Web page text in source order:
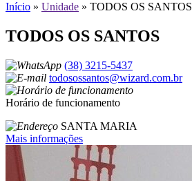
Início » Unidade » TODOS OS SANTOS
TODOS OS SANTOS
(38) 3215-5437
todosossantos@wizard.com.br
Horário de funcionamento
SANTA MARIA
Mais informações